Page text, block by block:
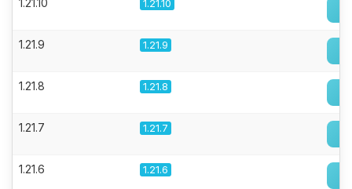
1.21.10 1.21.10
1.21.9 1.21.9
1.21.8 1.21.8
1.21.7 1.21.7
1.21.6 1.21.6